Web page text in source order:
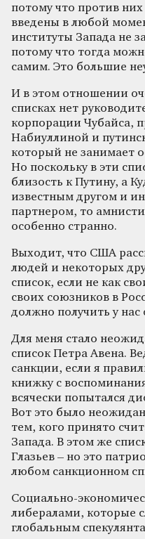
потому что против
введены в любой
институты Запада не
потому что тогда
самим. Это большие
И в этом отношении
списках нет
корпорации Чубайса,
Набиуллиной и
который не занимает
Но поскольку в эти
близость к Путину, а
известным другом и
партнером, то
особенно странно.
Выходит, что США
людей и некоторых
список, если не как
своих союзников в
должно получить у нас
Для меня стало
список Петра Авена.
санкции, если я
книжку с
всячески попытался
Вот это было
тем, кого принято
Запада. В этом же
Глазьев – но это
любом санкционном
Социально-
либералами, которые
глобальным